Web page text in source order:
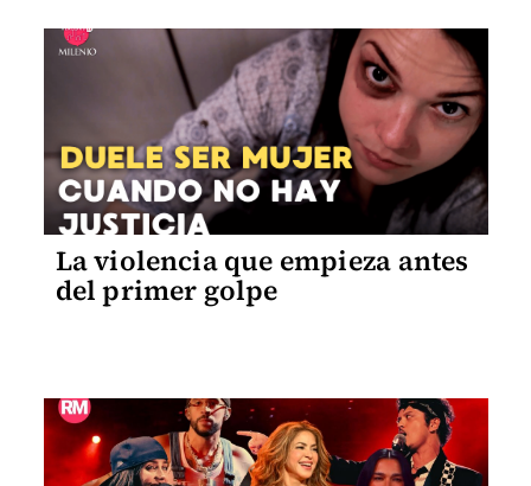
La violencia que empieza antes
del primer golpe